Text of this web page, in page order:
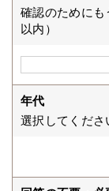
確認のためにも
以内）
年代
選択してくださ